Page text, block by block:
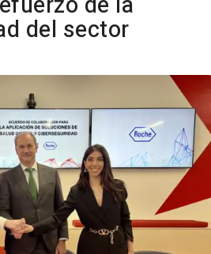
del sector